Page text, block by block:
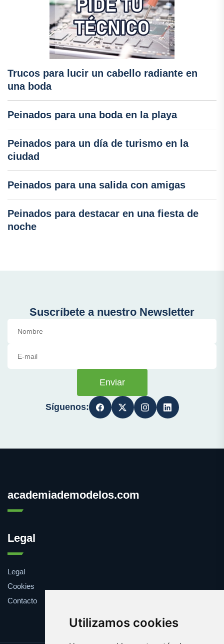
Utilizamos cookies
Trucos para lucir un cabello radiante en
una boda
Peinados para una boda en la playa
Peinados para un día de turismo en la
ciudad
Peinados para una salida con amigas
Peinados para destacar en una fiesta de
noche
Suscríbete a nuestro Newsletter
Enviar
Síguenos:
academiademodelos.com
Legal
Legal
Cookies
Contacto